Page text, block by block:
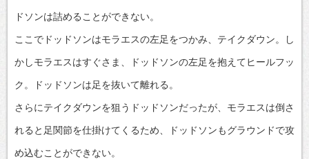
ドソンは詰めることができない。
ここでドッドソンはモラエスの左足をつかみ、テイクダウン。し
かしモラエスはすぐさま、ドッドソンの左足を抱えてヒールフッ
ク。ドッドソンは足を抜いて離れる。
さらにテイクダウンを狙うドッドソンだったが、モラエスは倒さ
れると足関節を仕掛けてくるため、ドッドソンもグラウンドで攻
め込むことができない。